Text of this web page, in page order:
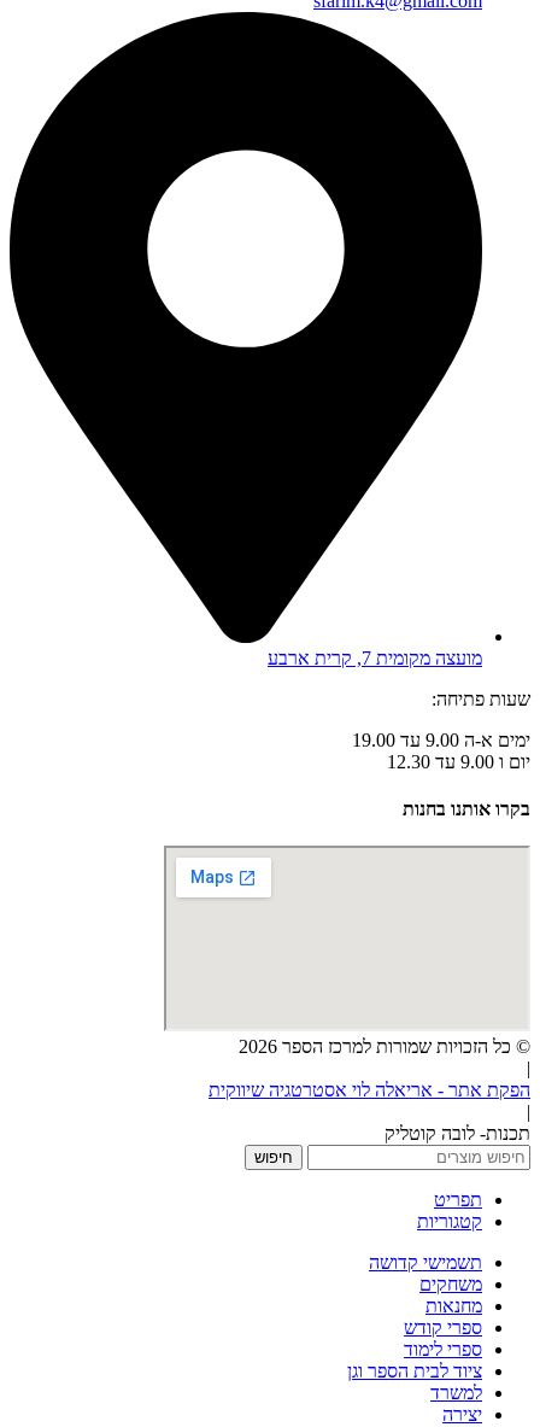
מועצה מקומית 7, קרית ארבע
שעות פתיחה:
ימים א-ה 9.00 עד 19.00
יום ו 9.00 עד 12.30
בקרו אותנו בחנות
© כל הזכויות שמורות למרכז הספר 2026
|
הפקת אתר - אריאלה לוי אסטרטגיה שיווקית
|
תכנות- לובה קוטליק
חיפוש
תפריט
קטגוריות
תשמישי קדושה
משחקים
מחנאות
ספרי קודש
ספרי לימוד
ציוד לבית הספר וגן
למשרד
יצירה